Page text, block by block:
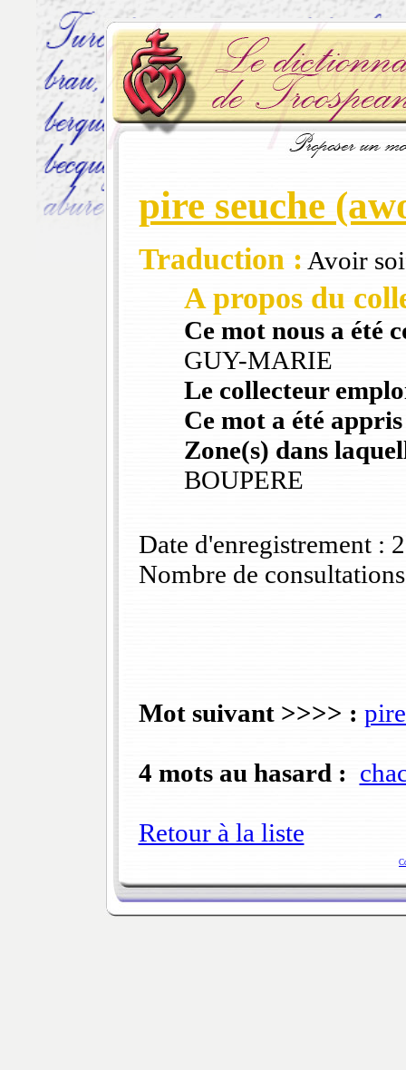
pire seuche
Traduction : Avoir
A propos du
Ce mot nous a été
GUY-MARIE
Le collecteur
Ce mot a été
Zone(s) dans
BOUPERE
Date d'enregistrement :
Nombre de
Mot suivant >>>> :
4 mots au hasard :
Retour à la liste